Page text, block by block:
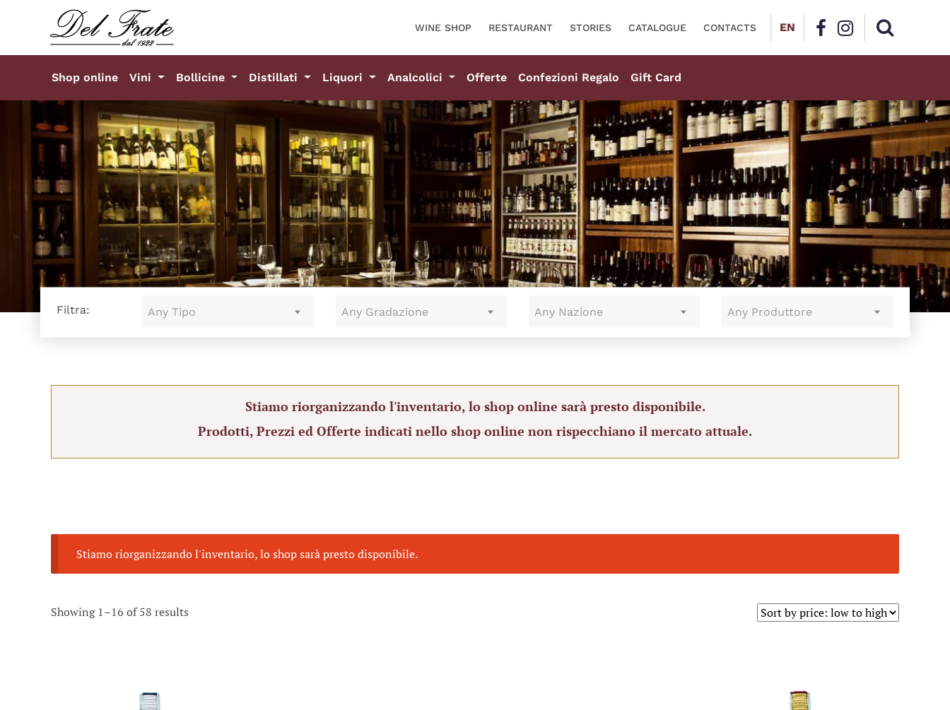
WINE SHOP RESTAURANT STORIES CATALOGUE CONTACTS EN
Shop online Vini Bollicine Distillati Liquori Analcolici Offerte Confezioni Regalo Gift Card
Filtra: Any Tipo Any Gradazione Any Nazione Any Produttore
Stiamo riorganizzando l'inventario, lo shop online sarà presto disponibile.
Prodotti, Prezzi ed Offerte indicati nello shop online non rispecchiano il mercato attuale.
Stiamo riorganizzando l'inventario, lo shop sarà presto disponibile.
Showing 1–16 of 58 results